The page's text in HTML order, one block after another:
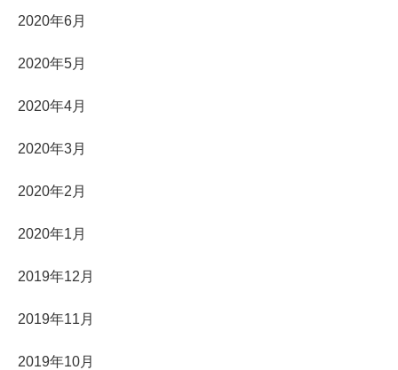
2020年6月
2020年5月
2020年4月
2020年3月
2020年2月
2020年1月
2019年12月
2019年11月
2019年10月